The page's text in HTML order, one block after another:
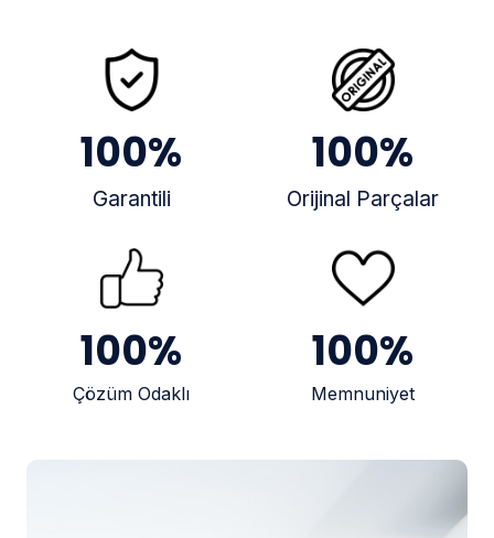
100%
Garantili
100%
Orijinal Parçalar
100%
Çözüm Odaklı
100%
Memnuniyet